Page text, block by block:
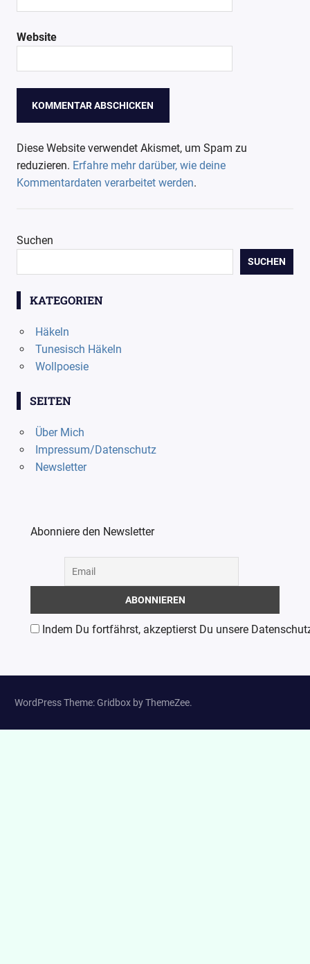
Website
Diese Website verwendet Akismet, um Spam zu
reduzieren. Erfahre mehr darüber, wie deine
Kommentardaten verarbeitet werden.
Suchen
SUCHEN
KATEGORIEN
Häkeln
Tunesisch Häkeln
Wollpoesie
SEITEN
Über Mich
Impressum/Datenschutz
Newsletter
Abonniere den Newsletter
Indem Du fortfährst, akzeptierst Du unsere
WordPress Theme: Gridbox by ThemeZee.